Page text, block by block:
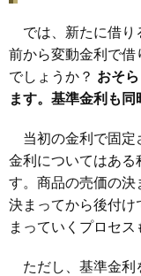
では、新たに借り
前から変動金利で借
でしょうか？ おそ
ます。基準金利も同
当初の金利で固定
金利についてはある
す。商品の売価の決
決まってから後付け
まっていくプロセス
ただし、基準金利